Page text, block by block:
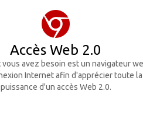
Accès Web 2.0
vous avez besoin est un navigateur
Internet afin d'apprécier toute la
puissance d'un accès Web 2.0.